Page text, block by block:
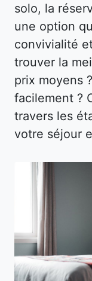
solo, la
une option
convivialité
trouver la
prix moyens
facilement ?
travers les
votre séjour